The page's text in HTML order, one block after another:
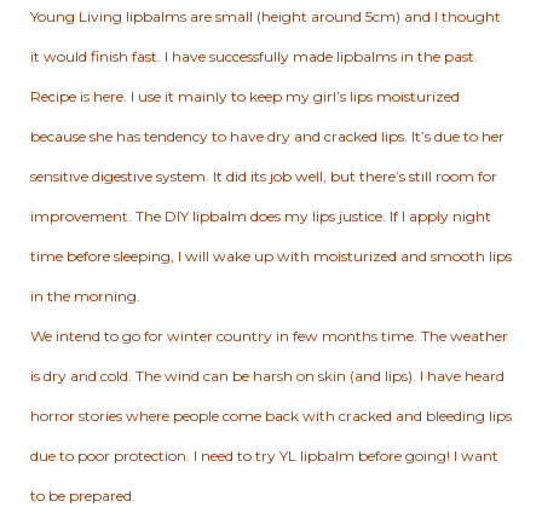
Young Living lipbalms are small (height around 5cm) and I thought
it would finish fast. I have successfully made lipbalms in the past.
Recipe is here. I use it mainly to keep my girl’s lips moisturized
because she has tendency to have dry and cracked lips. It’s due to her
sensitive digestive system. It did its job well, but there’s still room for
improvement. The DIY lipbalm does my lips justice. If I apply night
time before sleeping, I will wake up with moisturized and smooth lips
in the morning.
We intend to go for winter country in few months time. The weather
is dry and cold. The wind can be harsh on skin (and lips). I have heard
horror stories where people come back with cracked and bleeding lips
due to poor protection. I need to try YL lipbalm before going! I want
to be prepared.